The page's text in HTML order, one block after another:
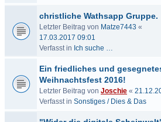
christliche Wathsapp Gruppe.
Letzter Beitrag von Matze7443 «
17.03.2017 09:01
Verfasst in Ich suche …
Ein friedliches und
Weihnachtsfest 2016!
Letzter Beitrag von Joschie «
Verfasst in Sonstiges / Dies & Das